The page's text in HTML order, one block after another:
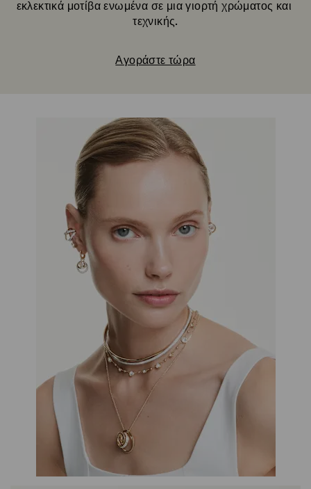
εκλεκτικά μοτίβα ενωμένα σε μια γιορτή χρώματος και
τεχνικής.
Αγοράστε τώρα